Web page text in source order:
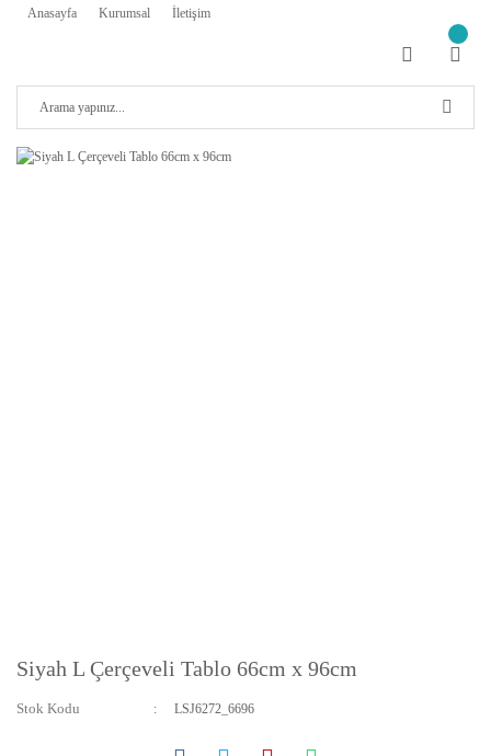
Anasayfa Kurumsal İletişim
Siyah L Çerçeveli Tablo 66cm x 96cm
Stok Kodu LSJ6272_6696